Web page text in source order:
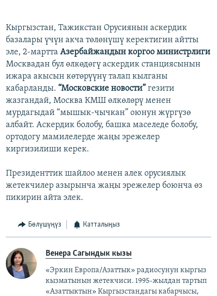
Кыргызстан, Тажикстан Орусиянын аскердик
базалары үчүн акча төлөнүшү керектигин айтты
эле, 2-мартта Азербайжандын коргоо министрлиги
Москвадан бул өлкөдөгү аскердик станциясынын
ижара акысын көтөрүүнү талап кылганы
кабарланды. “Московские новости” гезити
жазгандай, Москва КМШ өлкөлөрү менен
мурдагыдай “мышык-чычкан” оюнун жүргүзө
албайт. Аскердик болобу, башка маселеде болобу,
ортодогу мамилелерде жаңы эрежелер
киргизилиши керек.
Президенттик шайлоо менен алек орусиялык
жетекчилер азырынча жаңы эрежелер боюнча өз
пикирин айта элек.
Бөлүшүңүз Катталыңыз
Венера Сагындык кызы
«Эркин Европа/Азаттык» радиосунун кыргыз
кызматынын жетекчиси. 1995-жылдан тартып
«Азаттыктын» Кыргызстандагы кабарчысы,